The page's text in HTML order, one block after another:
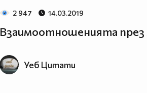
2 947 14.03.2019
Взаимоотношенията
Уеб Цитати